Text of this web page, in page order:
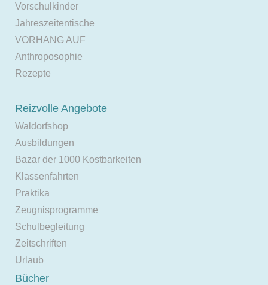
Vorschulkinder
Jahreszeitentische
VORHANG AUF
Anthroposophie
Rezepte
Reizvolle Angebote
Waldorfshop
Ausbildungen
Bazar der 1000 Kostbarkeiten
Klassenfahrten
Praktika
Zeugnisprogramme
Schulbegleitung
Zeitschriften
Urlaub
Bücher